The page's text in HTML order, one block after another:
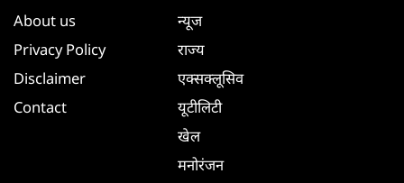
About us
Privacy Policy
Disclaimer
Contact
न्यूज
राज्य
एक्सक्लूसिव
यूटीलिटी
खेल
मनोरंजन